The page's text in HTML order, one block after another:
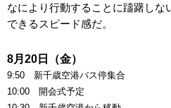
なにより行動することに躊躇しな
できるスピード感だ。
8月20日（金）
9:50 新千歳空港バス停集合
10:00 開会式予定